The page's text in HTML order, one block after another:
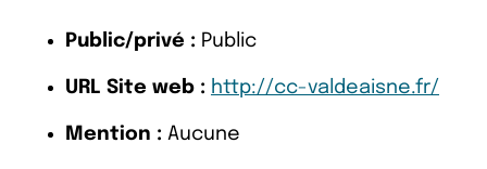
Public/privé : Public
URL Site web : http://cc-valdeaisne.fr/
Mention : Aucune